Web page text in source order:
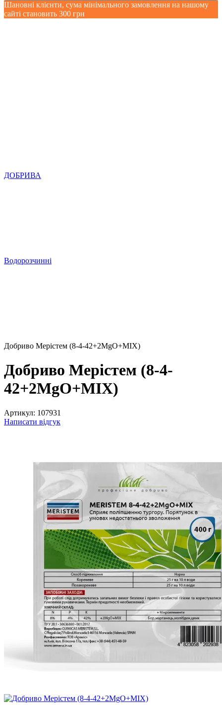
Шановні клієнти, сума мінімального замовлення на нашому
сайті становить 300 грн
ДОБРИВА
Водорозчинні
Добриво Мерістем (8-4-42+2MgO+MIX)
Добриво Мерістем (8-4-
42+2MgO+MIX)
Артикул: 107931
Написати відгук